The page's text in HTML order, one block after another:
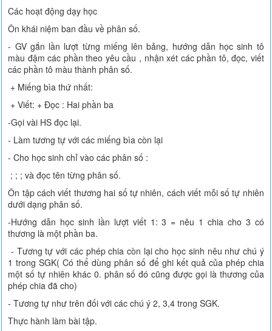
Các hoạt động dạy học
Ôn khái niệm ban đầu về phân số.
- GV gắn lần lượt từng miếng lên bảng, hướng dẫn học sinh tô
màu đậm các phần theo yêu cầu , nhận xét các phần tô, đọc, viết
các phần tô màu thành phân số.
+ Miếng bìa thứ nhất:
+ Viết: + Đọc : Hai phần ba
-Gọi vài HS đọc lại.
- Làm tương tự với các miếng bìa còn lại
- Cho học sinh chỉ vào các phân số :
; ; ; và đọc tên từng phân số.
Ôn tập cách viết thương hai số tự nhiên, cách viết mỗi số tự nhiên
dưới dạng phân số.
-Hướng dẫn học sinh lần lượt viết 1: 3 = nêu 1 chia cho 3 có
thương là một phần ba.
- Tương tự với các phép chia còn lại cho học sinh nêu như chú ý
1 trong SGK( Có thể dùng phân số để ghi kết quả của phép chia
một số tự nhiên khác 0. phân số đó cũng được gọi là thương của
phép chia đã cho)
- Tương tự như trên đối với các chú ý 2, 3,4 trong SGK.
Thực hành làm bài tập.